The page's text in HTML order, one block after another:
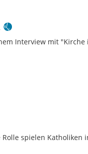
Interview mit "Kirche
spielen Katholiken